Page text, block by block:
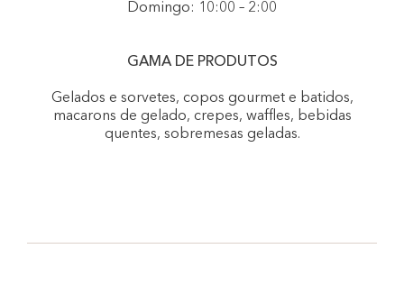
Domingo: 10:00 – 2:00
GAMA DE PRODUTOS
Gelados e sorvetes, copos gourmet e batidos,
macarons de gelado, crepes, waffles, bebidas
quentes, sobremesas geladas.